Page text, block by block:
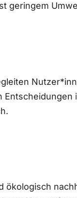
geringem
ökologisch